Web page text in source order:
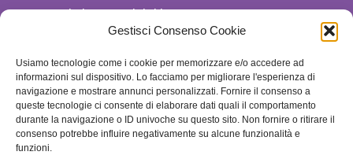
Gestisci Consenso Cookie
Usiamo tecnologie come i cookie per memorizzare e/o accedere ad
informazioni sul dispositivo. Lo facciamo per migliorare l'esperienza di
navigazione e mostrare annunci personalizzati. Fornire il consenso a
queste tecnologie ci consente di elaborare dati quali il comportamento
durante la navigazione o ID univoche su questo sito. Non fornire o ritirare il
consenso potrebbe influire negativamente su alcune funzionalità e
funzioni.
Uomo
SEGUICI SU
ISCRIVITI ALLA NEWSLETTER